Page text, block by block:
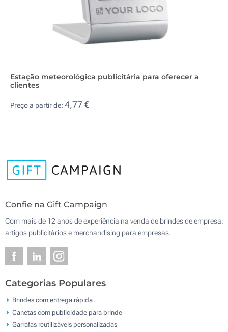
Estação meteorológica publicitária para oferecer a
clientes
Preço a partir de: 4,77 €
Confie na Gift Campaign
Com mais de 12 anos de experiência na venda de brindes de empresa,
artigos publicitários e merchandising para empresas.
Categorias Populares
Brindes com entrega rápida
Canetas com publicidade para brinde
Garrafas reutilizáveis personalizadas